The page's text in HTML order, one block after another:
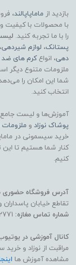
بازدید از ماماپاپالند،
با محصولات با کیفیت
را با ما تجربه کنید.
پستانک، لوازم شیردهی،
دهی، انواعکرم های ضد
ملزومات متنوع دیگر
شما این امکان را
انتخاب کنید.
آموزش‌ها و لیست جامع
پوشاک نوزاد و ملزومات
خرید سیسمونی در
کنار شما هستیم تا این
کنیم.
آدرس فروشگاه حضوری
تقاطع خیابان پاسداران
شماره تماس مغازه:
کانال آموزشی در
مراقبت از نوزاد و
مشاهده آموزش ها